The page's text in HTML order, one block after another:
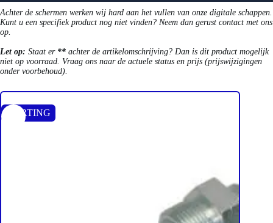
Achter de schermen werken wij hard aan het vullen van onze digitale schappen.
Kunt u een specifiek product nog niet vinden? Neem dan gerust contact met ons
op.
Let op: Staat er ** achter de artikelomschrijving? Dan is dit product mogelijk
niet op voorraad. Vraag ons naar de actuele status en prijs (prijswijzigingen
onder voorbehoud).
KORTING